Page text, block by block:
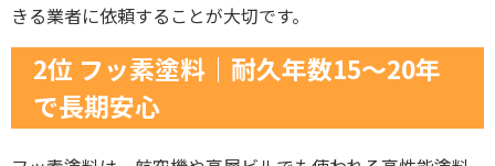
きる業者に依頼することが大切です。
2位 フッ素塗料｜耐久年数15〜20年
で長期安心